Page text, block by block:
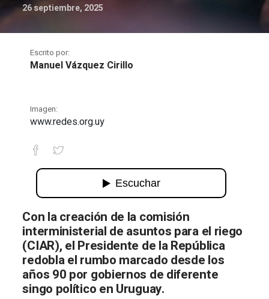
26 septiembre, 2025
Escrito por:
Manuel Vázquez Cirillo
Imagen:
www.redes.org.uy
Sobre llovido empapado:
Con la creación de la comisión
interministerial de asuntos para el riego
(CIAR), el Presidente de la República
redobla el rumbo marcado desde los
años 90 por gobiernos de diferente
singo político en Uruguay.